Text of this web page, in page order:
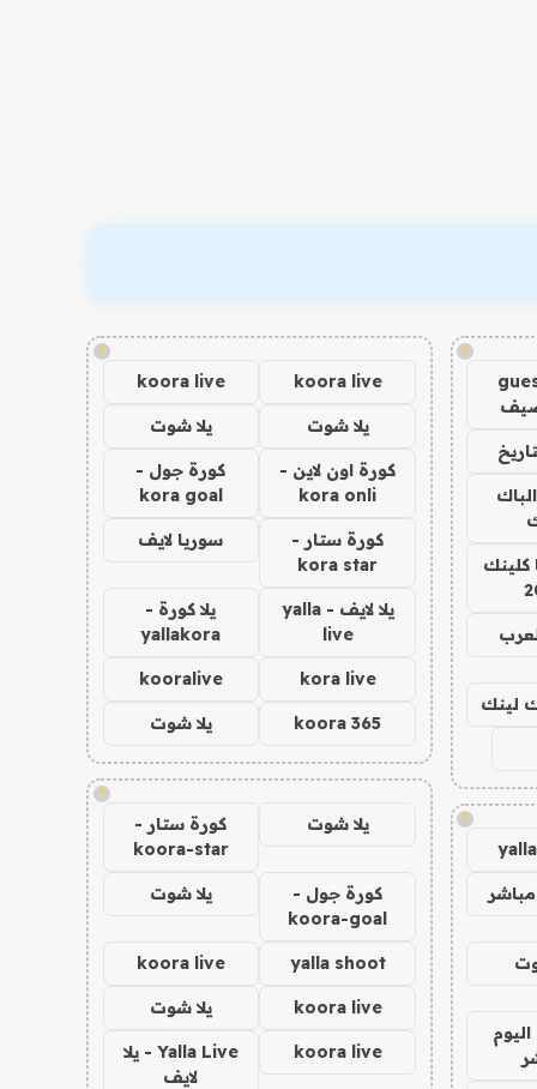
!
كلينك
لينك
!
!
koora live
koora live
يلا شوت يلا شوت
كورة اون لاين -
kora onli
كورة جول -
kora goal
كورة ستار -
kora star
سوريا لايف
يلا لايف - yalla
live
يلا كورة -
yallakora
kora live
kooralive
koora 365 يلا شوت
!
يلا شوت
كورة ستار -
koora-star
كورة جول -
koora-goal
يلا شوت
yalla shoot
koora live
koora live يلا شوت
koora live
Yalla Live - يلا
لايف